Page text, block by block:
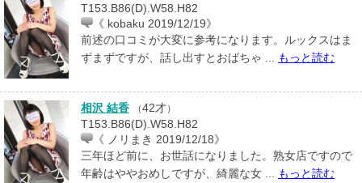
T153.B86(D).W58.H82
《 kobaku 2019/12/19》
前述の口コミが大変に参考になります。ルックスはま
ずまずですが、話し出すとおばちゃ ...
もっと読む
相沢 結香 （42才）
T153.B86(D).W58.H82
《 ノリまき 2019/12/18》
三年ほど前に、お世話になりました。熟女店ですので
年齢はややおめしですが、綺麗な女 ... もっと読む